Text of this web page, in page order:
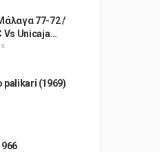
77-72 /
Vs Unicaja...
palikari (1969)